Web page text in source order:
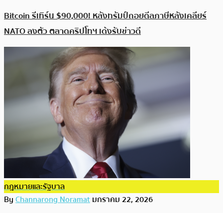
Bitcoin รีเทิร์น $90,000! หลังทรัมป์ถอยดีลภาษีหลังเคลียร์
NATO ลงตัว ตลาดคริปโทฯ เด้งรับข่าวดี
กฎหมายและรัฐบาล
ByChannarong Noramatมกราคม 22, 2026